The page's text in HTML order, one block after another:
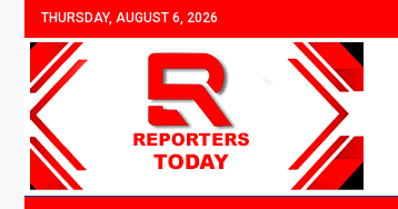
THURSDAY, AUGUST 6, 2026